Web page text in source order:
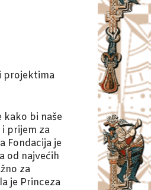
projektima
kako bi naše
prijem za
Fondacija je
od najvećih
za
je Princeza